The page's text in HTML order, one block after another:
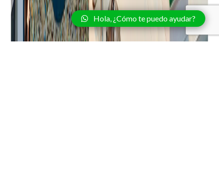
Hola, ¿Cómo te puedo ayudar?